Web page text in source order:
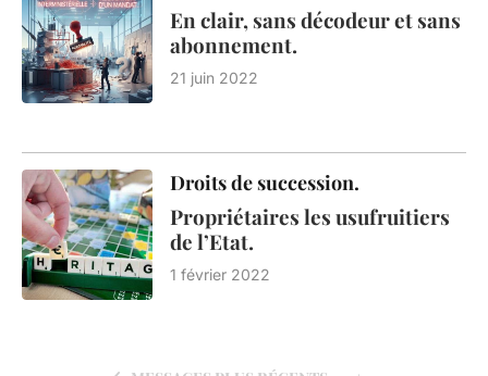
En clair, sans décodeur et sans
abonnement.
21 juin 2022
Droits de succession.
Propriétaires les usufruitiers
de l’Etat.
1 février 2022